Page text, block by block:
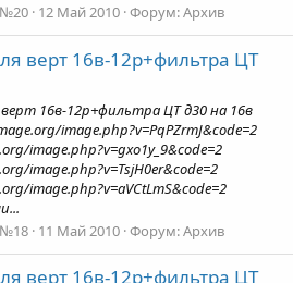
12 Май 2010 Форум:Архив
верт 16в-12р+фильтра ЦТ
16в-12р+фильтра ЦТ д30 на 16в
image.php?v=PqPZrmJ&code=2
image.php?v=gxo1y_9&code=2
image.php?v=TsjH0er&code=2
image.php?v=aVCtLmS&code=2
11 Май 2010 Форум:Архив
верт 16в-12р+фильтра ЦТ